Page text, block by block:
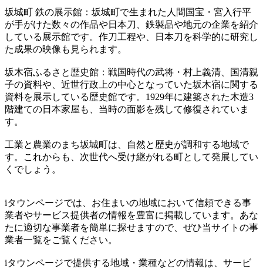
坂城町 鉄の展示館：坂城町で生まれた人間国宝・宮入行平
が手がけた数々の作品や日本刀、鉄製品や地元の企業を紹介
している展示館です。作刀工程や、日本刀を科学的に研究し
た成果の映像も見られます。
坂木宿ふるさと歴史館：戦国時代の武将・村上義清、国清親
子の資料や、近世行政上の中心となっていた坂木宿に関する
資料を展示している歴史館です。1929年に建築された木造3
階建ての日本家屋も、当時の面影を残して修復されていま
す。
工業と農業のまち坂城町は、自然と歴史が調和する地域で
す。これからも、次世代へ受け継がれる町として発展してい
くでしょう。
iタウンページでは、お住まいの地域において信頼できる事
業者やサービス提供者の情報を豊富に掲載しています。あな
たに適切な事業者を簡単に探せますので、ぜひ当サイトの事
業者一覧をご覧ください。
iタウンページで提供する地域・業種などの情報は、サービ